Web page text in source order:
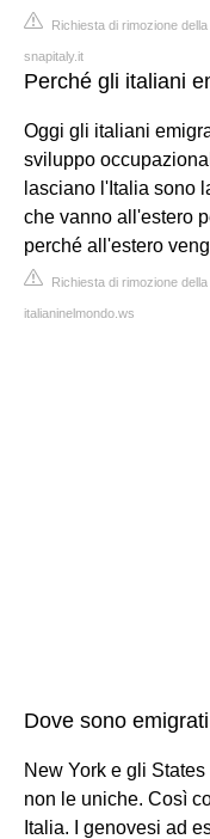
Richiesta di rimozione
snapitaly.it
Perché gli italiani
Oggi gli italiani
sviluppo
lasciano l'Italia sono
che vanno all'estero
perché all'estero
Richiesta di rimozione
italianinelmondo.ws
Dove sono
New York e gli
non le uniche. Così
Italia. I genovesi ad